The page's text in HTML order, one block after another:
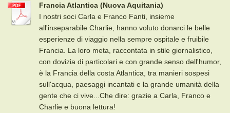
Francia Atlantica (Nuova Aquitania)
I nostri soci Carla e Franco Fanti, insieme
all'inseparabile Charlie, hanno voluto donarci le belle
esperienze di viaggio nella sempre ospitale e fruibile
Francia. La loro meta, raccontata in stile giornalistico,
con dovizia di particolari e con grande senso dell'humor,
è la Francia della costa Atlantica, tra manieri sospesi
sull'acqua, paesaggi incantati e la grande umanità della
gente che ci vive...Che dire: grazie a Carla, Franco e
Charlie e buona lettura!